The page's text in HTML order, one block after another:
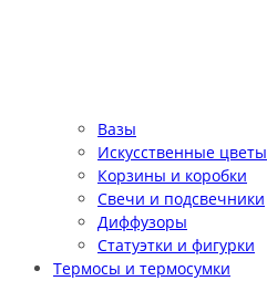
Вазы
Искусственные цветы
Корзины и коробки
Свечи и подсвечники
Диффузоры
Статуэтки и фигурки
Термосы и термосумки